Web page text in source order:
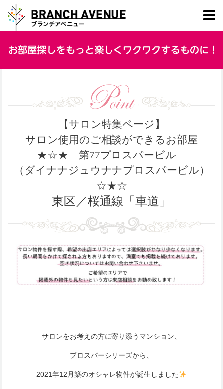
【サロン特集ページ】
サロン使用のご相談ができるお部屋
★☆★ 第77プロスパービル
（ダイナナジュウナナプロスパービル）
☆★☆
東区／桜通線「車道」
サロンをお考えの方に寄り添うマンション、
プロスパーシリーズから、
2021年12月築のオシャレ物件が誕生しました